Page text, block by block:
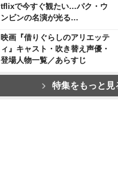
tflixで今すぐ観たい…パク・ウ
ンビンの名演が光る…
映画『借りぐらしのアリエッテ
ィ』キャスト・吹き替え声優・
登場人物一覧／あらすじ
特集をもっと見